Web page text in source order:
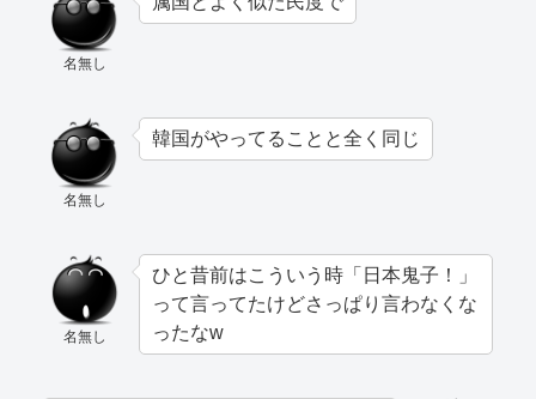
名無し
名無し
韓国がやってることと全く同じ
名無し
ひと昔前はこういう時「日本鬼子！」
って言ってたけどさっぱり言わなくな
ったなw